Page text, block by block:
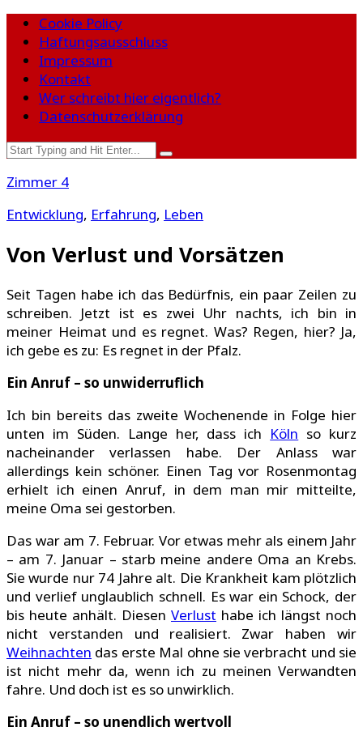
Cookie Policy
Haftungsausschluss
Impressum
Kontakt
Wer schreibt hier eigentlich?
Datenschutzerklärung
Zimmer 4
Entwicklung, Erfahrung, Leben
Von Verlust und Vorsätzen
Seit Tagen habe ich das Bedürfnis, ein paar Zeilen zu
schreiben. Jetzt ist es zwei Uhr nachts, ich bin in
meiner Heimat und es regnet. Was? Regen, hier? Ja,
ich gebe es zu: Es regnet in der Pfalz.
Ein Anruf – so unwiderruflich
Ich bin bereits das zweite Wochenende in Folge hier
unten im Süden. Lange her, dass ich Köln so kurz
nacheinander verlassen habe. Der Anlass war
allerdings kein schöner. Einen Tag vor Rosenmontag
erhielt ich einen Anruf, in dem man mir mitteilte,
meine Oma sei gestorben.
Das war am 7. Februar. Vor etwas mehr als einem Jahr
– am 7. Januar – starb meine andere Oma an Krebs.
Sie wurde nur 74 Jahre alt. Die Krankheit kam plötzlich
und verlief unglaublich schnell. Es war ein Schock, der
bis heute anhält. Diesen Verlust habe ich längst noch
nicht verstanden und realisiert. Zwar haben wir
Weihnachten das erste Mal ohne sie verbracht und sie
ist nicht mehr da, wenn ich zu meinen Verwandten
fahre. Und doch ist es so unwirklich.
Ein Anruf – so unendlich wertvoll